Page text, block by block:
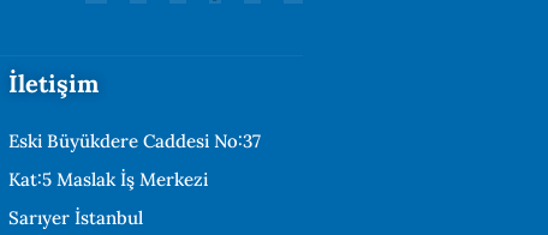
İletişim
Eski Büyükdere Caddesi No:37
Kat:5 Maslak İş Merkezi
Sarıyer İstanbul